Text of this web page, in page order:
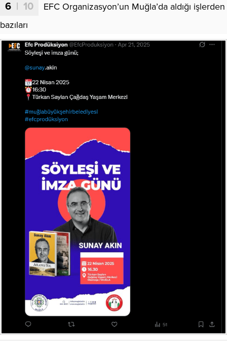
6 | 10
EFC Organizasyon’un Muğla’da aldığı işlerden
bazıları